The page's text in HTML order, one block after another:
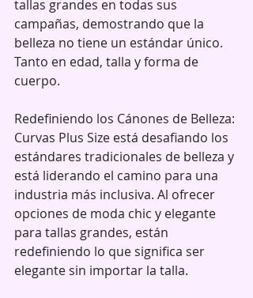
tallas grandes en todas sus
campañas, demostrando que la
belleza no tiene un estándar único.
Tanto en edad, talla y forma de
cuerpo.
Redefiniendo los Cánones de Belleza:
Curvas Plus Size está desafiando los
estándares tradicionales de belleza y
está liderando el camino para una
industria más inclusiva. Al ofrecer
opciones de moda chic y elegante
para tallas grandes, están
redefiniendo lo que significa ser
elegante sin importar la talla.